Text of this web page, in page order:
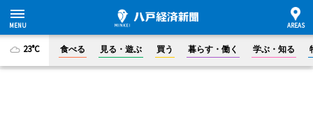
23°C 食べる 見る・遊ぶ 買う 暮らす・働く 学ぶ・知る